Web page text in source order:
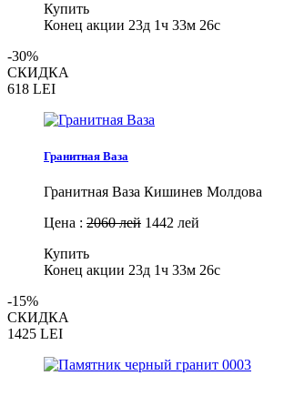
Купить
Конец акции 23д 1ч 33м 25с
-30%
СКИДКА
618 LEI
Гранитная Ваза
Гранитная Ваза Кишинев Молдова
Цена : 2060 лей 1442 лей
Купить
Конец акции 23д 1ч 33м 25с
-15%
СКИДКА
1425 LEI